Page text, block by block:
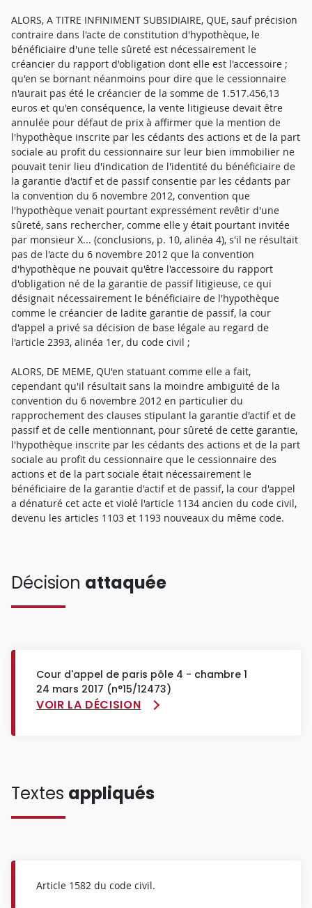
ALORS, A TITRE INFINIMENT SUBSIDIAIRE, QUE, sauf précision
contraire dans l'acte de constitution d'hypothèque, le
bénéficiaire d'une telle sûreté est nécessairement le
créancier du rapport d'obligation dont elle est l'accessoire ;
qu'en se bornant néanmoins pour dire que le cessionnaire
n'aurait pas été le créancier de la somme de 1.517.456,13
euros et qu'en conséquence, la vente litigieuse devait être
annulée pour défaut de prix à affirmer que la mention de
l'hypothèque inscrite par les cédants des actions et de la part
sociale au profit du cessionnaire sur leur bien immobilier ne
pouvait tenir lieu d'indication de l'identité du bénéficiaire de
la garantie d'actif et de passif consentie par les cédants par
la convention du 6 novembre 2012, convention que
l'hypothèque venait pourtant expressément revêtir d'une
sûreté, sans rechercher, comme elle y était pourtant invitée
par monsieur X... (conclusions, p. 10, alinéa 4), s'il ne résultait
pas de l'acte du 6 novembre 2012 que la convention
d'hypothèque ne pouvait qu'être l'accessoire du rapport
d'obligation né de la garantie de passif litigieuse, ce qui
désignait nécessairement le bénéficiaire de l'hypothèque
comme le créancier de ladite garantie de passif, la cour
d'appel a privé sa décision de base légale au regard de
l'article 2393, alinéa 1er, du code civil ;
ALORS, DE MEME, QU'en statuant comme elle a fait,
cependant qu'il résultait sans la moindre ambiguïté de la
convention du 6 novembre 2012 en particulier du
rapprochement des clauses stipulant la garantie d'actif et de
passif et de celle mentionnant, pour sûreté de cette garantie,
l'hypothèque inscrite par les cédants des actions et de la part
sociale au profit du cessionnaire que le cessionnaire des
actions et de la part sociale était nécessairement le
bénéficiaire de la garantie d'actif et de passif, la cour d'appel
a dénaturé cet acte et violé l'article 1134 ancien du code civil,
devenu les articles 1103 et 1193 nouveaux du même code.
Décision attaquée
Cour d'appel de paris pôle 4 - chambre 1
24 mars 2017 (n°15/12473)
VOIR LA DÉCISION
Textes appliqués
Article 1582 du code civil.